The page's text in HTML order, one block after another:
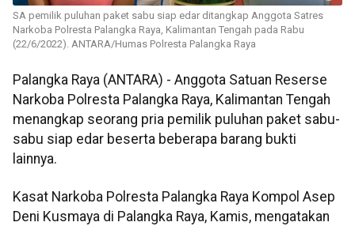
SA pemilik puluhan paket sabu siap edar ditangkap Anggota Satres
Narkoba Polresta Palangka Raya, Kalimantan Tengah pada Rabu
(22/6/2022). ANTARA/Humas Polresta Palangka Raya
Palangka Raya (ANTARA) - Anggota Satuan Reserse
Narkoba Polresta Palangka Raya, Kalimantan Tengah
menangkap seorang pria pemilik puluhan paket sabu-
sabu siap edar beserta beberapa barang bukti
lainnya.
Kasat Narkoba Polresta Palangka Raya Kompol Asep
Deni Kusmaya di Palangka Raya, Kamis, mengatakan